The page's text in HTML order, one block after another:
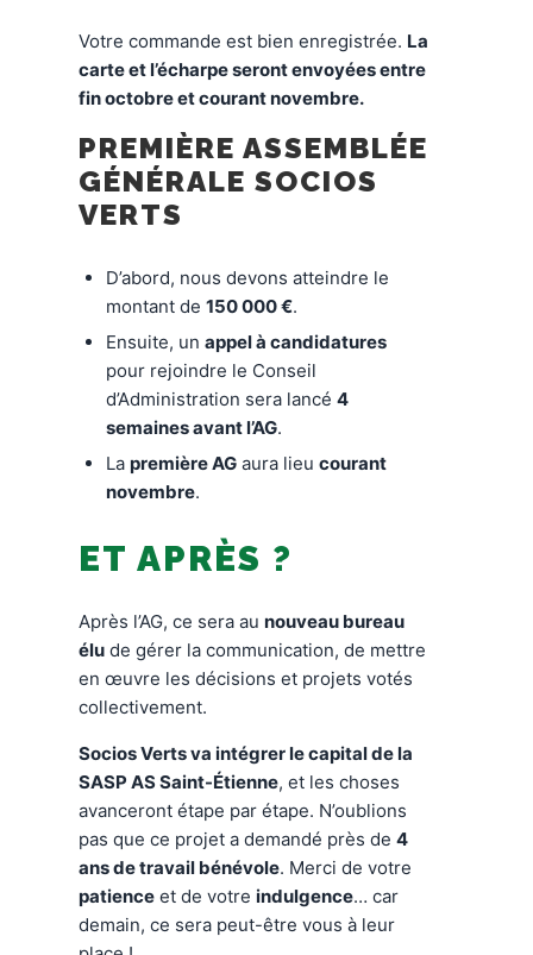
Votre commande est bien enregistrée. La
carte et l’écharpe seront envoyées entre
fin octobre et courant novembre.
PREMIÈRE ASSEMBLÉE
GÉNÉRALE SOCIOS
VERTS
D’abord, nous devons atteindre le
montant de 150 000 €.
Ensuite, un appel à candidatures
pour rejoindre le Conseil
d’Administration sera lancé 4
semaines avant l’AG.
La première AGaura lieu courant
novembre.
ET APRÈS ?
Après l’AG, ce sera au nouveau bureau
élu de gérer la communication, de mettre
en œuvre les décisions et projets votés
collectivement.
Socios Verts va intégrer le capital de la
SASP AS Saint-Étienne, et les choses
avanceront étape par étape. N’oublions
pas que ce projet a demandé près de 4
ans de travail bénévole. Merci de votre
patience et de votre indulgence… car
demain, ce sera peut-être vous à leur